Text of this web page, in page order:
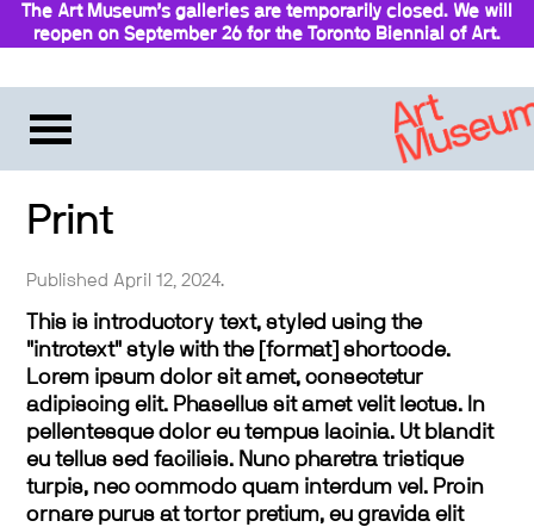
The Art Museum’s galleries are temporarily closed. We will
reopen on September 26 for the Toronto Biennial of Art.
Print
Published April 12, 2024.
This is introductory text, styled using the
"introtext" style with the [format] shortcode.
Lorem ipsum dolor sit amet, consectetur
adipiscing elit. Phasellus sit amet velit lectus. In
pellentesque dolor eu tempus lacinia. Ut blandit
eu tellus sed facilisis. Nunc pharetra tristique
turpis, nec commodo quam interdum vel. Proin
ornare purus at tortor pretium, eu gravida elit